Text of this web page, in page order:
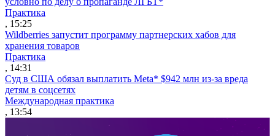
Практика
, 15:25
Wildberries запустит программу партнерских хабов для
хранения товаров
Практика
, 14:31
Суд в США обязал выплатить Meta* $942 млн из-за вреда
детям в соцсетях
Международная практика
, 13:54